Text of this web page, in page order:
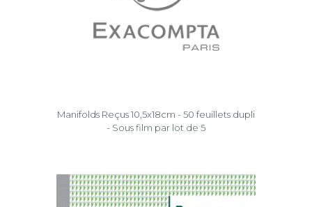
Manifolds Reçus 10,5x18cm - 50 feuillets dupli
- Sous film par lot de 5